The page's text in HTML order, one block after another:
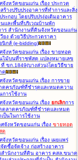
จังหวัดขอนแก่น เรื่อง ประกวด
ร้างปรับปรุงอาคารที่ทำการและสิ่ง
ระกอบ โดยปรับปรุง่อเติมอาคาร
และพื้นที่บริเวณบ้านพัก
าร สำนักงานที่ดินจังหวัดขอนแก่น
ยง ด้วยวิธีประกวดราคา
นิกส์ (e-bidding)
จังหวัดขอนแก่น เรื่อง ขายทอด
ไม้บนที่ราชพัสดุ แปลงหมายเลข
ที่ ขก.1849(บางส่วน)โดยวิธีขาย
ด
จังหวัดขอนแก่น เรื่อง การขาย
ดครุภัณฑ์ที่ชำรุดและหมดความ
การใช้งาน
จังหวัดขอนแก่น เรื่อง ยกเลิกการ
ตลาดครุภัณฑ์ที่ชำรุดและหมด
ป็นในการใช้งาน
ศจังหวัดขอนแก่น เรื่อง ขายทอด
ดุ
จังหวัดขอนแก่น เรื่อง เผยแพร่
ดซื้อจัดจ้าง ก่อสร้างอาคาร
สำนักงานที่ดิน อาคาร คสล.ขนาด